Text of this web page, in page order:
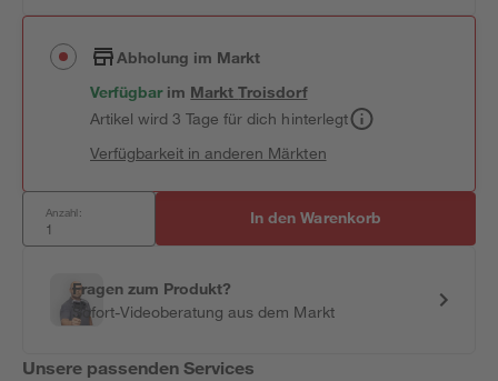
Abholung im Markt
Verfügbar im MarktTroisdorf
Artikel wird 3 Tage für dich hinterlegt
Verfügbarkeit in anderen Märkten
Anzahl: In den Warenkorb
Fragen zum Produkt?
Sofort-Videoberatung aus dem Markt
Unsere passenden Services